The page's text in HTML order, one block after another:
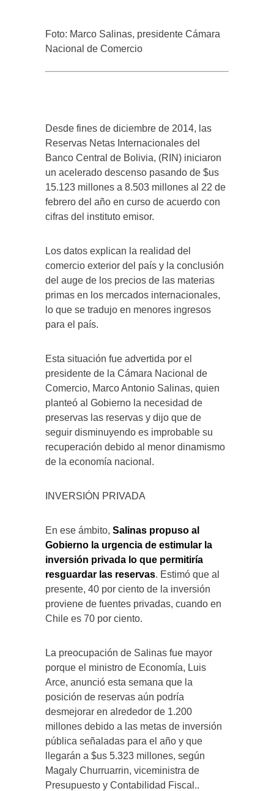
Foto: Marco Salinas, presidente Cámara
Nacional de Comercio
Desde fines de diciembre de 2014, las
Reservas Netas Internacionales del
Banco Central de Bolivia, (RIN) iniciaron
un acelerado descenso pasando de $us
15.123 millones a 8.503 millones al 22 de
febrero del año en curso de acuerdo con
cifras del instituto emisor.
Los datos explican la realidad del
comercio exterior del país y la conclusión
del auge de los precios de las materias
primas en los mercados internacionales,
lo que se tradujo en menores ingresos
para el país.
Esta situación fue advertida por el
presidente de la Cámara Nacional de
Comercio, Marco Antonio Salinas, quien
planteó al Gobierno la necesidad de
preservas las reservas y dijo que de
seguir disminuyendo es improbable su
recuperación debido al menor dinamismo
de la economía nacional.
INVERSIÓN PRIVADA
En ese ámbito, Salinas propuso al
Gobierno la urgencia de estimular la
inversión privada lo que permitiría
resguardar las reservas. Estimó que al
presente, 40 por ciento de la inversión
proviene de fuentes privadas, cuando en
Chile es 70 por ciento.
La preocupación de Salinas fue mayor
porque el ministro de Economía, Luis
Arce, anunció esta semana que la
posición de reservas aún podría
desmejorar en alrededor de 1.200
millones debido a las metas de inversión
pública señaladas para el año y que
llegarán a $us 5.323 millones, según
Magaly Churruarrin, viceministra de
Presupuesto y Contabilidad Fiscal..